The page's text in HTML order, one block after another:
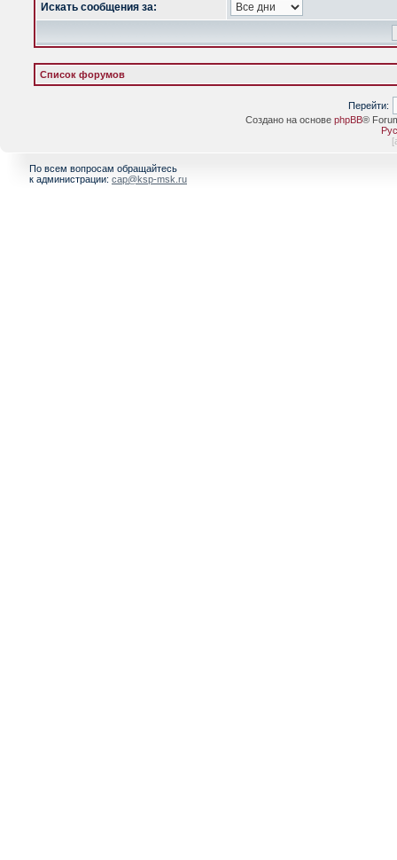
Искать сообщения за:
Список форумов
Перейти:
Создано на основе phpBB®
[
По всем вопросам обращайтесь
к администрации: cap@ksp-msk.ru